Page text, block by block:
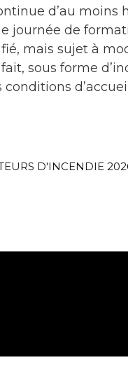
d’au
journée de
mais sujet à
sous forme
conditions
D'INCENDIE